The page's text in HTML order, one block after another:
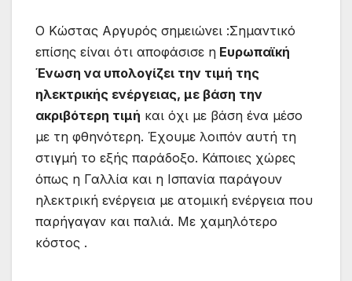
Ο Κώστας Αργυρός σημειώνει :Σημαντικό
επίσης είναι ότι αποφάσισε η Ευρωπαϊκή
Ένωση να υπολογίζει την τιμή της
ηλεκτρικής ενέργειας, με βάση την
ακριβότερη τιμή και όχι με βάση ένα μέσο
με τη φθηνότερη. Έχουμε λοιπόν αυτή τη
στιγμή το εξής παράδοξο. Κάποιες χώρες
όπως η Γαλλία και η Ισπανία παράγουν
ηλεκτρική ενέργεια με ατομική ενέργεια που
παρήγαγαν και παλιά. Με χαμηλότερο
κόστος .